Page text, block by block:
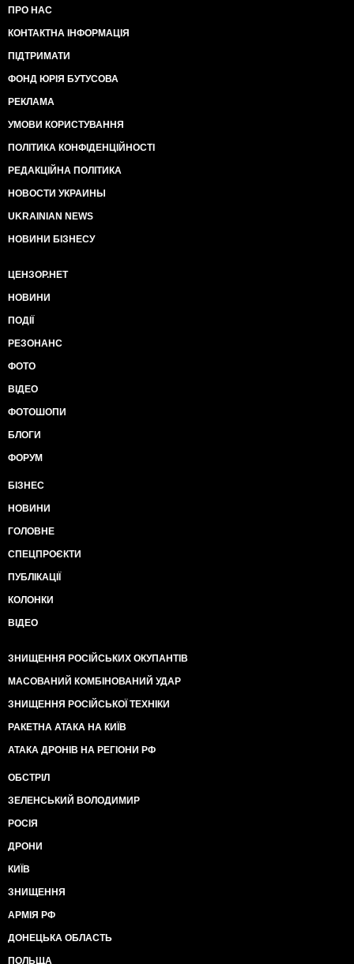
ПРО НАС
КОНТАКТНА ІНФОРМАЦІЯ
ПІДТРИМАТИ
ФОНД ЮРІЯ БУТУСОВА
РЕКЛАМА
УМОВИ КОРИСТУВАННЯ
ПОЛІТИКА КОНФІДЕНЦІЙНОСТІ
РЕДАКЦІЙНА ПОЛІТИКА
НОВОСТИ УКРАИНЫ
UKRAINIAN NEWS
НОВИНИ БІЗНЕСУ
ЦЕНЗОР.НЕТ
НОВИНИ
ПОДІЇ
РЕЗОНАНС
ФОТО
ВІДЕО
ФОТОШОПИ
БЛОГИ
ФОРУМ
БІЗНЕС
НОВИНИ
ГОЛОВНЕ
СПЕЦПРОЄКТИ
ПУБЛІКАЦІЇ
КОЛОНКИ
ВІДЕО
ЗНИЩЕННЯ РОСІЙСЬКИХ ОКУПАНТІВ
МАСОВАНИЙ КОМБІНОВАНИЙ УДАР
ЗНИЩЕННЯ РОСІЙСЬКОЇ ТЕХНІКИ
РАКЕТНА АТАКА НА КИЇВ
АТАКА ДРОНІВ НА РЕГІОНИ РФ
ОБСТРІЛ
ЗЕЛЕНСЬКИЙ ВОЛОДИМИР
РОСІЯ
ДРОНИ
КИЇВ
ЗНИЩЕННЯ
АРМІЯ РФ
ДОНЕЦЬКА ОБЛАСТЬ
ПОЛЬЩА